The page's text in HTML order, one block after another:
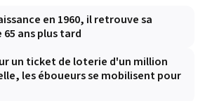
en 1960, il retrouve sa
ans plus tard
un ticket de loterie d'un million
les éboueurs se mobilisent pour